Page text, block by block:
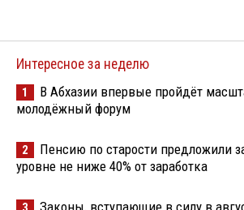
Интересное за неделю
1
В Абхазии впервые пройдёт
молодёжный форум
2
Пенсию по старости предложили
уровне не ниже 40% от заработка
Законы, вступающие в силу в